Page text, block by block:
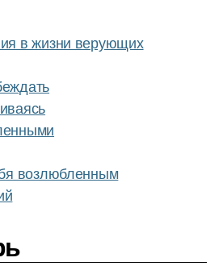
в жизни верующих
возлюбленным